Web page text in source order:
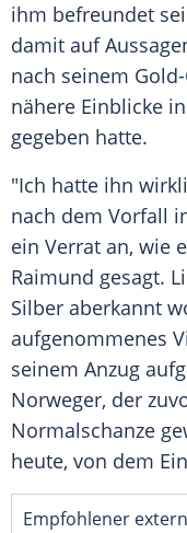
ihm befreundet
damit auf
nach seinem
nähere Einblicke
gegeben hatte.
"Ich hatte ihn
nach dem Vorfall
ein Verrat an, wie
Raimund gesagt.
Silber aberkannt
aufgenommenes
seinem Anzug
Norweger, der
Normalschanze
heute, von dem
Empfohlener